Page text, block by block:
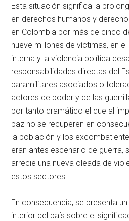
Esta situación significa la
en derechos humanos y
en Colombia por más de cinco
nueve millones de víctimas, en
interna y la violencia política
responsabilidades directas del
paramilitares asociados o
actores de poder y de las
por tanto dramático el que al
paz no se recuperen en
la población y los
eran antes escenario de guerra,
arrecie una nueva oleada de
estos sectores.
En consecuencia, se presenta
interior del país sobre el